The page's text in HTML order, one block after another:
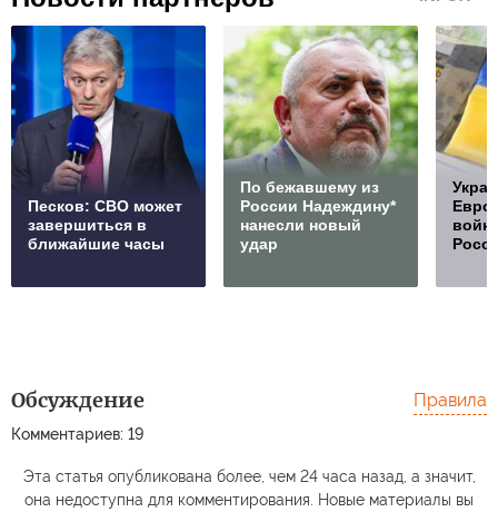
Песков: СВО может
завершиться в
ближайшие часы
По бежавшему из
России Надеждину*
нанесли новый
удар
Обсуждение
Комментариев: 19
Правила
Эта статья опубликована более, чем 24 часа назад, а значит,
она недоступна для комментирования. Новые материалы вы